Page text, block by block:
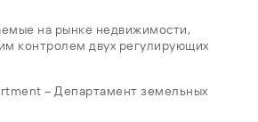
на рынке недвижимости,
контролем двух регулирующих
– Департамент земельных